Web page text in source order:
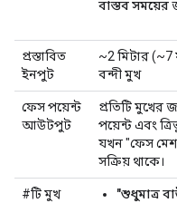
বাস্তব সময়ের
প্রস্তাবিত
ইনপুট
~2 মিটার (~7
বন্দী মুখ
ফেস পয়েন্ট
আউটপুট
প্রতিটি মুখের
পয়েন্ট এবং
যখন "ফেস
সক্রিয় থাকে।
#টি মুখ
"শুধুমাত্র